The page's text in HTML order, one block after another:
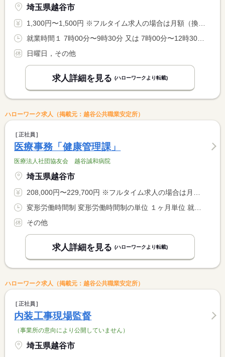
埼玉県越谷市
1,300円〜1,500円 ※フルタイム求人の場合は月額（換算額）、パート求人の場合は時間額を表示しています。
就業時間１ 7時00分〜9時30分 又は 7時00分〜12時30分の時間の間の3時間以上
日曜日，その他
求人詳細を見る (ハローワークより転載)
ハローワーク求人（掲載元：越谷公共職業安定所）
正社員
医療事務「健康管理課」
医療法人社団協友会 越谷誠和病院
埼玉県越谷市
208,000円〜229,700円 ※フルタイム求人の場合は月額（換算額）、パート求人の場合は時間額を表示しています。
変形労働時間制 変形労働時間制の単位 １ヶ月単位 就業時間１ 8時30分〜17時30分 就業時間２ 8時30分〜12時30分 就業時間３ 12時30分〜17時30分 就業時間に関する特記事項 勤務曜日は月〜金と土曜日半日。日・祝はお休みです。女性は２ヶ <BR> 月に１回程度、土曜午後や日・祝で日勤があります。その代わり休 <BR> 日の振替として平日に休む事ができます。 <BR> 男性の場合、月に２回程度当直業務がございます。
その他
求人詳細を見る (ハローワークより転載)
ハローワーク求人（掲載元：越谷公共職業安定所）
正社員
内装工事現場監督
（事業所の意向により公開していません）
埼玉県越谷市